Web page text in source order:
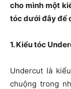
cho mình một
tóc dưới đây để
1. Kiểu tóc
Undercut là
chuộng trong